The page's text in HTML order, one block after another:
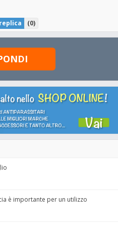
replica (0)
è importante per un utilizzo